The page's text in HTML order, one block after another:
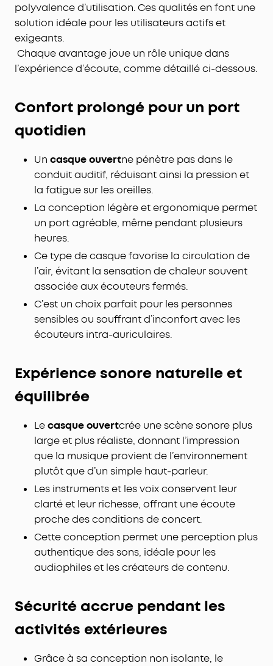
polyvalence d’utilisation. Ces qualités en font une
solution idéale pour les utilisateurs actifs et
exigeants.
Chaque avantage joue un rôle unique dans
l’expérience d’écoute, comme détaillé ci-dessous.
Confort prolongé pour un port
quotidien
Un casque ouvertne pénètre pas dans le
conduit auditif, réduisant ainsi la pression et
la fatigue sur les oreilles.
La conception légère et ergonomique permet
un port agréable, même pendant plusieurs
heures.
Ce type de casque favorise la circulation de
l’air, évitant la sensation de chaleur souvent
associée aux écouteurs fermés.
C’est un choix parfait pour les personnes
sensibles ou souffrant d’inconfort avec les
écouteurs intra-auriculaires.
Expérience sonore naturelle et
équilibrée
Lecasque ouvertcrée une scène sonore plus
large et plus réaliste, donnant l’impression
que la musique provient de l’environnement
plutôt que d’un simple haut-parleur.
Les instruments et les voix conservent leur
clarté et leur richesse, offrant une écoute
proche des conditions de concert.
Cette conception permet une perception plus
authentique des sons, idéale pour les
audiophiles et les créateurs de contenu.
Sécurité accrue pendant les
activités extérieures
Grâce à sa conception non isolante, le